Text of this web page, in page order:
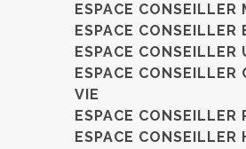
ESPACE CONSEILLER
ESPACE CONSEILLER
ESPACE CONSEILLER
ESPACE CONSEILLER
VIE
ESPACE CONSEILLER
ESPACE CONSEILLER